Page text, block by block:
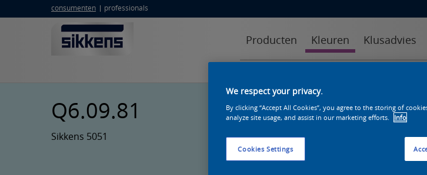
consumenten professionals
Producten Kleuren Klusadvies
Q6.09.81
Sikkens 5051
We respect your privacy.
By clicking “Accept All Cookies”, you agree to the storing of
analyze site usage, and assist in our marketing efforts.
Info
Cookies Settings